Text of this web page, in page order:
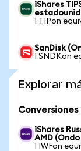
iShares
1 TIPon
SanDisk
1 SNDKon
Explorar
iShares
AMD
1 IWFon